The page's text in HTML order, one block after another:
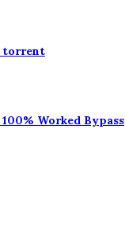
torrent
Worked Bypass